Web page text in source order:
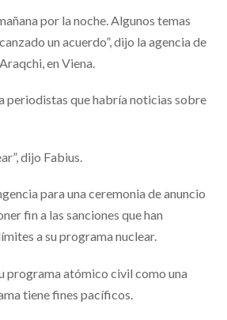
por la noche. Algunos temas
un acuerdo”, dijo la agencia de
en Viena.
periodistas que habría noticias sobre
dijo Fabius.
para una ceremonia de anuncio
fin a las sanciones que han
a su programa nuclear.
programa atómico civil como una
tiene fines pacíficos.